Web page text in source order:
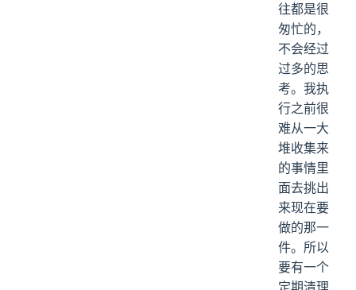
往都是很
匆忙的，
不会经过
过多的思
考。我执
行之前很
难从一大
堆收集来
的事情里
面去挑出
来现在要
做的那一
件。所以
要有一个